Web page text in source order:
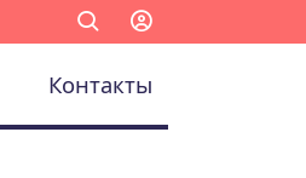
Контакты